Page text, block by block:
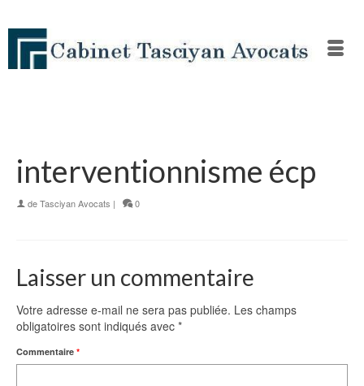
interventionnisme écp
deTasciyan Avocats | 0
Laisser un commentaire
Votre adresse e-mail ne sera pas publiée. Les champs
obligatoires sont indiqués avec *
Commentaire *